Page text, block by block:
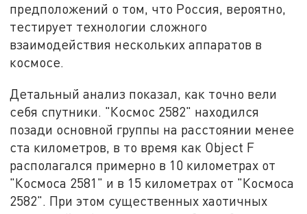
предположений о том, что Россия, вероятно,
тестирует технологии сложного
взаимодействия нескольких аппаратов в
космосе.
Детальный анализ показал, как точно вели
себя спутники. "Космос 2582" находился
позади основной группы на расстоянии менее
ста километров, в то время как Object F
располагался примерно в 10 километрах от
"Космоса 2581" и в 15 километрах от "Космоса
2582". При этом существенных хаотичных